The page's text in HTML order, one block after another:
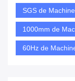
SGS de
1000mm de
60Hz de